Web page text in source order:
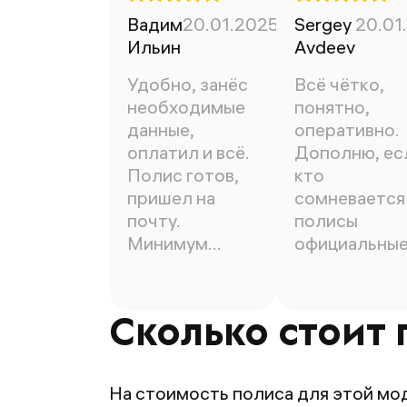
Вадим
Ильин
20.01.2025
Удобно, занёс
необходимые
данные,
оплатил и всё.
Полис готов,
пришел на
почту.
Минимум
Sergey
Avdeev
Всё чётко,
понятно,
оперативно.
Дополню,
кто
полисы
официальные
Сколько
На стоимость полиса для этой